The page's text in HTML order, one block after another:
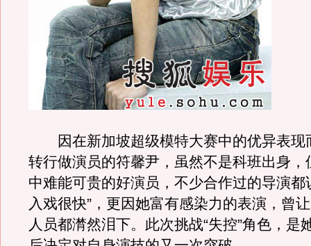
因在新加坡超级模特大赛中的优异表现
转行做演员的符馨尹，虽然不是科班出身，
中难能可贵的好演员，不少合作过的导演都
入戏很快”，更因她富有感染力的表演，曾
人员都潸然泪下。此次挑战“失控”角色，是